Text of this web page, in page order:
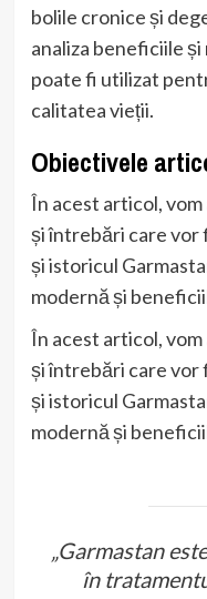
bolile cronice și
analiza beneficiile
poate fi utilizat
calitatea vieții.
Obiectivele
În acest articol,
și întrebări care vor
și istoricul
modernă și
În acest articol,
și întrebări care vor
și istoricul
modernă și
„Garmastan
în